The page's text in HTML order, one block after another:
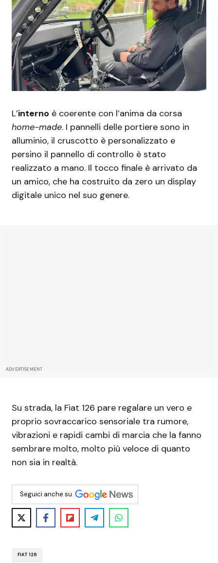
L’interno è coerente con l’anima da corsa
home-made. I pannelli delle portiere sono in
alluminio, il cruscotto è personalizzato e
persino il pannello di controllo è stato
realizzato a mano. Il tocco finale è arrivato da
un amico, che ha costruito da zero un display
digitale unico nel suo genere.
ADVERTISEMENT
Su strada, la Fiat 126 pare regalare un vero e
proprio sovraccarico sensoriale tra rumore,
vibrazioni e rapidi cambi di marcia che la fanno
sembrare molto, molto più veloce di quanto
non sia in realtà.
Seguici anche su
FIAT 126